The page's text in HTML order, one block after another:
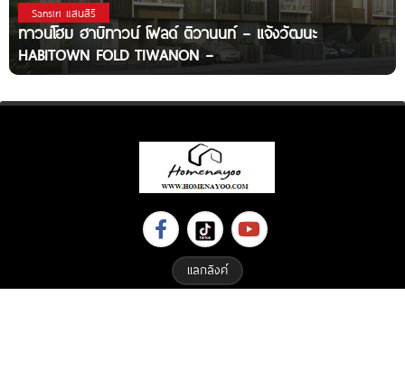
Sansiri แสนสิริ
ทาวน์โฮม ฮาบิทาวน์ โฟลด์ ติวานนท์ – แจ้งวัฒนะ
HABITOWN FOLD TIWANON –
แลกลิงค์